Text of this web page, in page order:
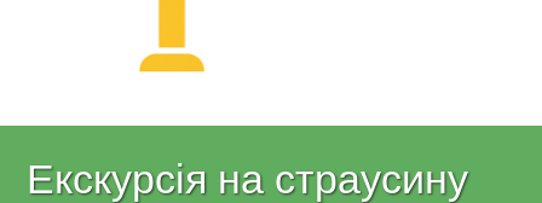
Екскурсія на страусину